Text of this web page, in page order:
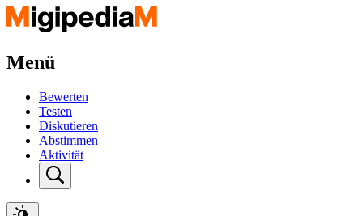
Menü
Bewerten
Testen
Diskutieren
Abstimmen
Aktivität